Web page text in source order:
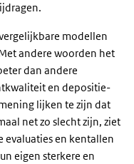
modellen
andere woorden het
dan andere
en depositie-
lijken te zijn dat
net zo slecht zijn, ziet
evaluaties en kentallen
eigen sterkere en